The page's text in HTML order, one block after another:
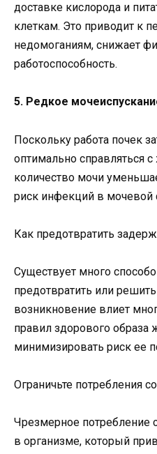
доставке кислорода и
клеткам. Это приводит к
недомоганиям, снижает
работоспособность.
5. Редкое
Поскольку работа почек
оптимально справляться
количество мочи
риск инфекций в мочевой
Как предотвратить
Существует много
предотвратить или
возникновение влиет
правил здорового образа
минимизировать риск ее
Ограничьте потребления
Чрезмерное потребление
в организме, который